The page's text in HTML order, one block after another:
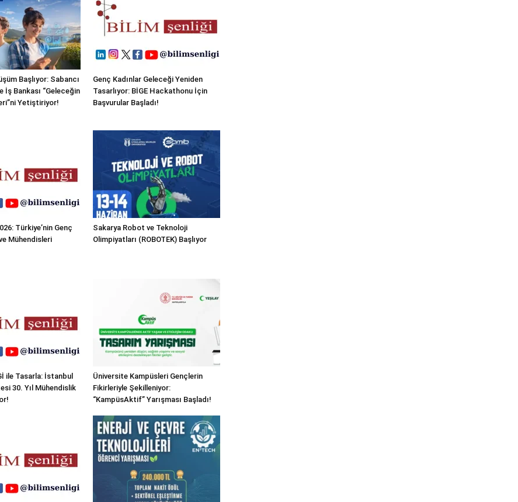
Başlıyor: Sabancı
İş Bankası “Geleceğin
Yetiştiriyor!
Genç Kadınlar Geleceği Yeniden
Tasarlıyor: BİGE Hackathonu İçin
Başvurular Başladı!
Türkiye’nin Genç
Mühendisleri
Sakarya Robot ve Teknoloji
Olimpiyatları (ROBOTEK) Başlıyor
ile Tasarla: İstanbul
30. Yıl Mühendislik
Üniversite Kampüsleri Gençlerin
Fikirleriyle Şekilleniyor:
“KampüsAktif” Yarışması Başladı!